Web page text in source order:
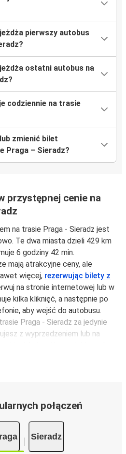
pierwszy autobus
ostatni autobus na
codziennie na trasie
zmienić bilet
Praga – Sieradz?
przystępnej cenie na
na trasie Praga - Sieradz jest
Te dwa miasta dzieli 429 km
6 godziny 42 min.
mają atrakcyjne ceny, ale
więcej, rezerwując bilety z
na stronie internetowej lub w
kilka kliknięć, a następnie po
aby wejść do autobusu.
Praga - Sieradz za jedynie
z wyprzedzeniem lub na
zmniejszanie śladu węglowego,
łatwa i wygodna z FlixBusem.
czy samolotem. Stale pracujemy
zmniejszać ślad węglowy,
połączeń
Sieradz